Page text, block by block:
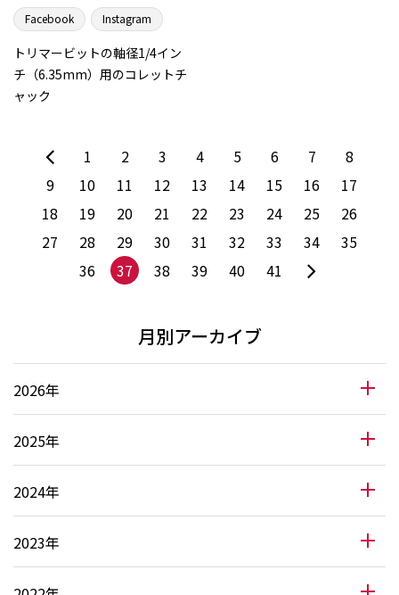
Facebook
Instagram
トリマービットの軸径1/4イン
チ（6.35mm）用のコレットチ
ャック
1 2 3 4 5 6 7
8
9
10 11 12 13 14 15 16
17
18
19 20 21 22 23 24 25
26
27
28 29 30 31 32 33 34
35
36
37 38 39 40 41
月別アーカイブ
2026年
2025年
2024年
2023年